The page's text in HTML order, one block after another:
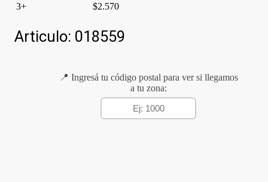
3+
$2.570
Articulo: 018559
📍 Ingresá tu código postal para ver si llegamos
a tu zona: